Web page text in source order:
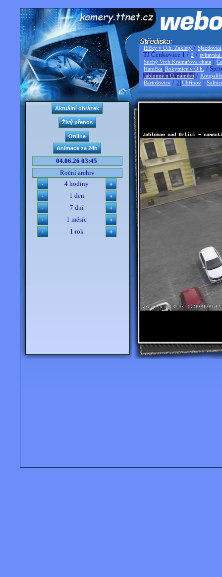
Říčky v O.h. Zakletý / Sjezdovka
TJ Čenkovice 1 / 2 / svitavská
Suchý Vrch Kramářova chata |
Hanička |Rokytnice v O.h. /
Jablonné n O. náměstí /
Bartošovice / 2 |Uhřínov |
04.06.26 03:45
Roční archiv
4 hodiny
1 den
7 dní
1 měsíc
1 rok